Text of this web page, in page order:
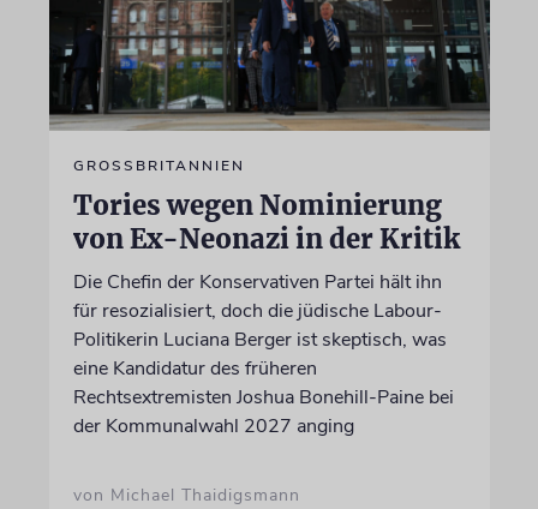
GROSSBRITANNIEN
Tories wegen Nominierung
von Ex-Neonazi in der Kritik
Die Chefin der Konservativen Partei hält ihn
für resozialisiert, doch die jüdische Labour-
Politikerin Luciana Berger ist skeptisch, was
eine Kandidatur des früheren
Rechtsextremisten Joshua Bonehill-Paine bei
der Kommunalwahl 2027 anging
von Michael Thaidigsmann